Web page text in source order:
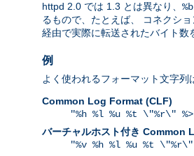
httpd 2.0 では 1.3 とは異なり、 %b
るもので、たとえば、 コネクシ
経由で実際に転送されたバイト数
例
よく使われるフォーマット文字列
Common Log Format (CLF)
"%h %l %u %t \"%r\"
バーチャルホスト付き Common
"%v %h %l %u %t \"%r\"